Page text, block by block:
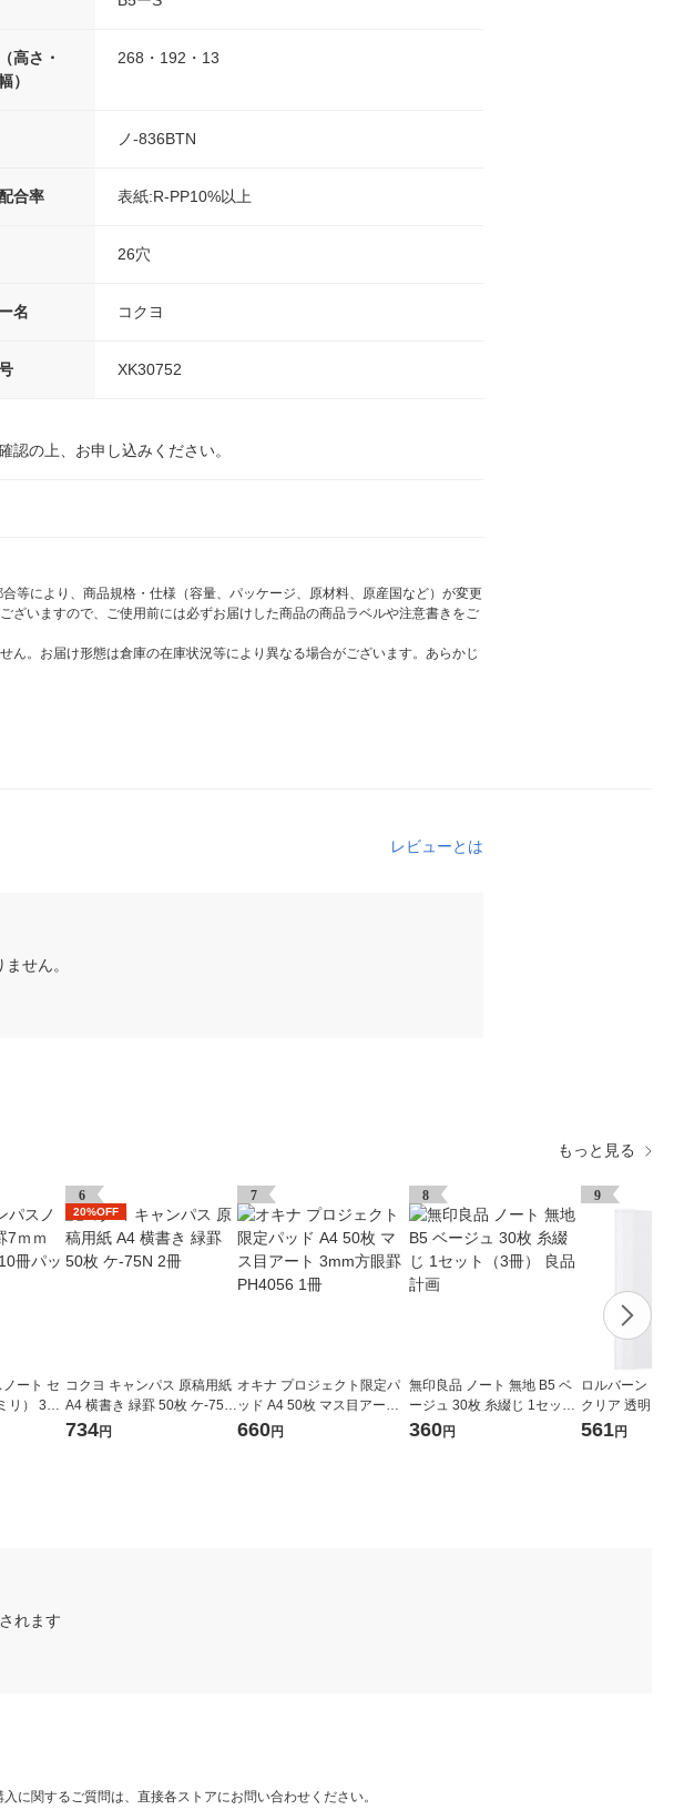
高さ・
）
268・192・13
ノ-836BTN
合率 表紙:R-PP10%以上
26穴
名 コクヨ
XK30752
認の上、お申し込みください。
等により、商品規格・仕様（容量、パッケージ、原材料、原産国など）が変更
ざいますので、ご使用前には必ずお届けした商品の商品ラベルや注意書きをご
。お届け形態は倉庫の在庫状況等により異なる場合がございます。あらかじ
レビューとは
せん。
もっと見る
ート セ
リ） 30
6
20%OFF
コクヨ キャンパス 原稿用紙
A4 横書き 緑罫 50枚 ケ-75N
2冊
734円
7
オキナ プロジェクト限定パ
ッド A4 50枚 マス目アート 3
mm方眼罫 PH4056 1冊
660円
8
無印良品 ノート 無地 B5 ベ
ージュ 30枚 糸綴じ 1セット
（3冊） 良品計画
360円
9
ロルバーン ノ
クリア 透明 デ
ス（Rollbahn
561円
れます
に関するご質問は、直接各ストアにお問い合わせください。